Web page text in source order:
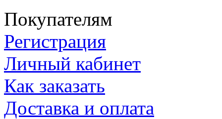
Покупателям
Регистрация
Личный кабинет
Как заказать
Доставка и оплата